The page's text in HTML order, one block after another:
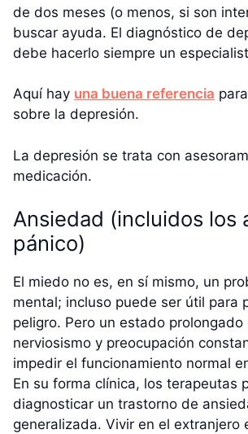
de dos meses (o menos, si son
buscar ayuda. El diagnóstico de
debe hacerlo siempre un
Aquí hay una buena referencia
sobre la depresión.
La depresión se trata con
medicación.
Ansiedad (incluidos los
pánico)
El miedo no es, en sí mismo, un
mental; incluso puede ser útil para
peligro. Pero un estado prolongado
nerviosismo y preocupación
impedir el funcionamiento normal
En su forma clínica, los terapeutas
diagnosticar un trastorno de
generalizada. Vivir en el extranjero